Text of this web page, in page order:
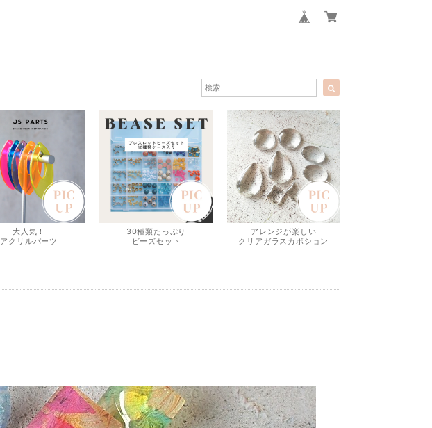
大人気！
アクリルパーツ
30種類たっぷり
ビーズセット
アレンジが楽しい
クリアガラスカボション